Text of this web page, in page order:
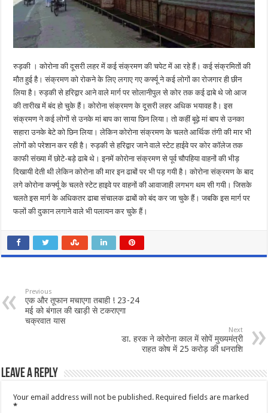
रुड़की । कोरोना की दूसरी लहर में कई संक्रमण की चपेट में आ रहे हैं। कई संक्रमितों की
मौत हुई है। संक्रमण को रोकने के लिए लगाए गए कर्फ्यू ने कई लोगों का रोजगार ही छीन
लिया है। रुड़की से हरिद्वार आने वाले मार्ग पर सोलानीपुल से कोर तक कई ढाबे थे जो आज
की तारीख में बंद हो चुके हैं। कोरोना संक्रमण के दूसरी लहर अधिक भयावह है। इस
संक्रमण ने कई लोगों से उनके मां बाप का साया छिन लिया। तो कहीं बूढ़े मां बाप से उनका
सहारा उनके बेटे को छिन लिया। लेकिन कोरोना संक्रमण के चलते आर्थिक तंगी की मार भी
लोगों को परेशान कर रही है। रुड़की से हरिद्वार जाने वाले स्टेट हाईवे पर कोर कॉलेज तक
काफी संख्या में छोटे-बड़े ढाबे थे। इनमें कोरोना संक्रमण से पूर्व चौपहिया वाहनों की भीड़
दिखायी देती थी लेकिन कोरोना की मार इन ढाबों पर भी पड़ गयी है। कोरोना संक्रमण के बाद
लगे कोरोना कर्फ्यू के चलते स्टेट हाइवे पर वाहनों की आवाजाही लगभग थम सी गयी। जिसके
चलते इस मार्ग के अधिकतर ढाबा संचालक ढाबों को बंद कर जा चुके हैं। जबकि इस मार्ग पर
फलों की दुकान लगाने वाले भी पलायन कर चुके हैं।
Previous
एक और तूफान मचाएगा तबाही ! 23-24
मई को बंगाल की खाड़ी से टकराएगा
चक्रवात यास
Next
डा. हरक ने कोरोना काल में सोपें मुख्यमंत्री
राहत कोष में 25 करोड़ की धनराशि
Leave a Reply
Your email address will not be published. Required fields are marked
*